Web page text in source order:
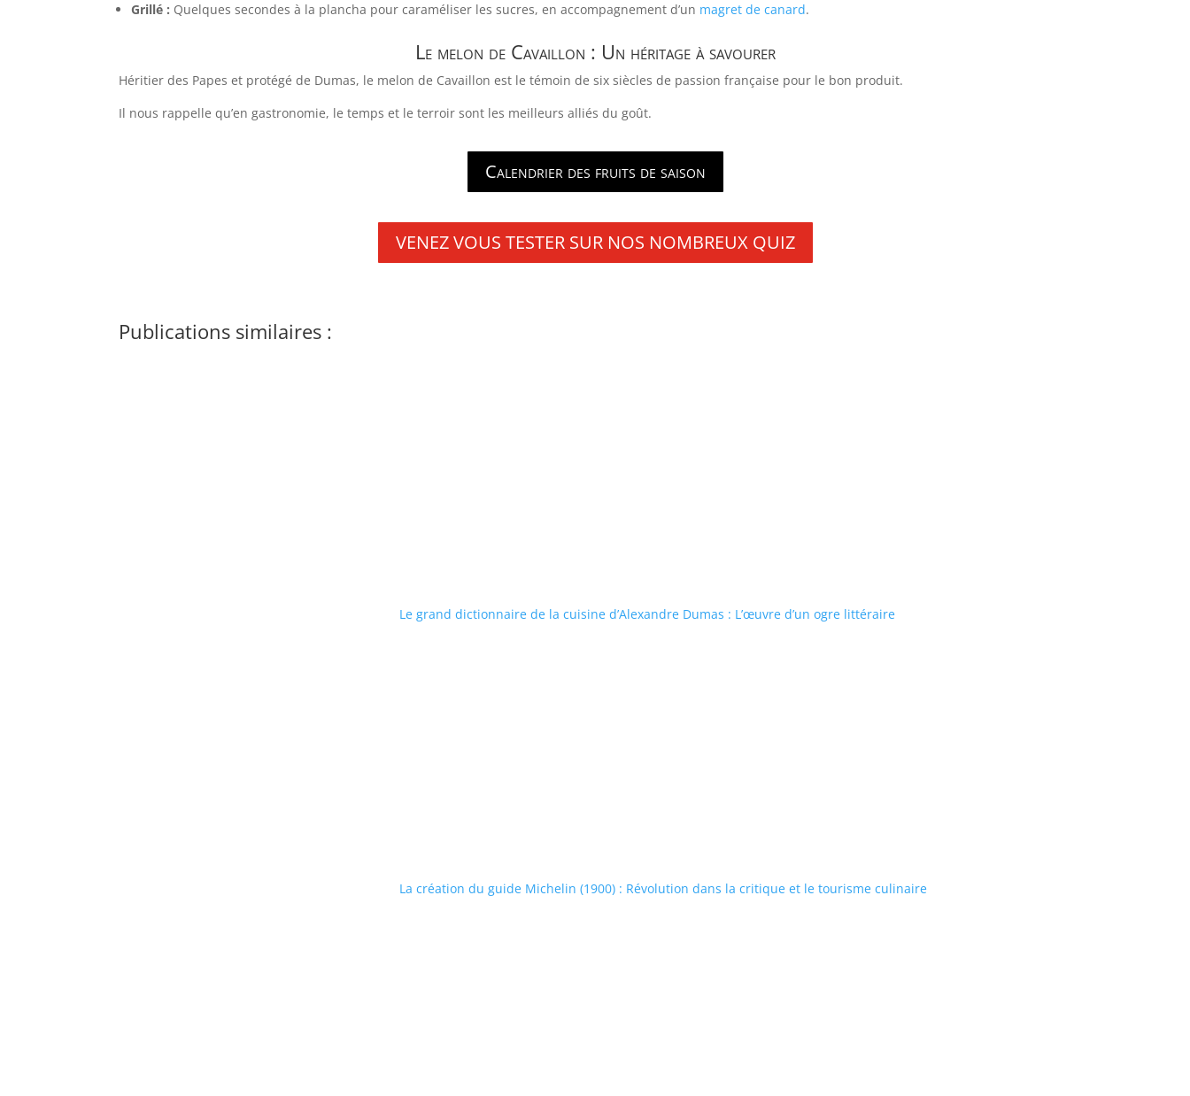
Grillé : Quelques secondes à la plancha pour caraméliser les sucres, en accompagnement d’un magret de canard.
Le melon de Cavaillon : Un héritage à savourer
Héritier des Papes et protégé de Dumas, le melon de Cavaillon est le témoin de six siècles de passion française pour le bon produit.
Il nous rappelle qu’en gastronomie, le temps et le terroir sont les meilleurs alliés du goût.
Calendrier des fruits de saison
VENEZ VOUS TESTER SUR NOS NOMBREUX QUIZ
Publications similaires :
Le grand dictionnaire de la cuisine d’Alexandre Dumas : L’œuvre d’un ogre littéraire
La création du guide Michelin (1900) : Révolution dans la critique et le tourisme culinaire